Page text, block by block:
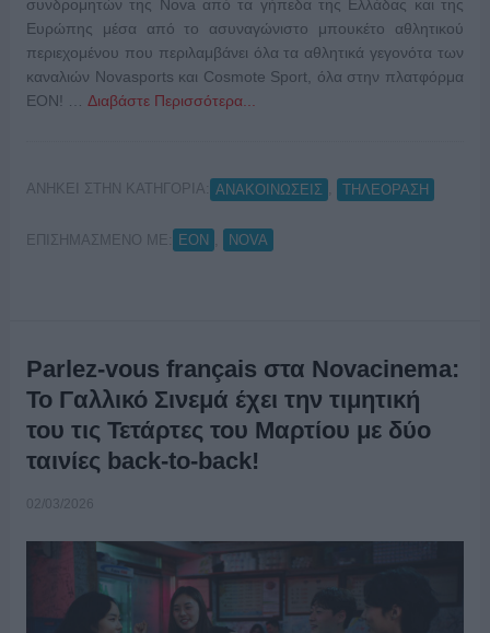
συνδρομητών της Nova από τα γήπεδα της Ελλάδας και της
Ευρώπης μέσα από το ασυναγώνιστο μπουκέτο αθλητικού
περιεχομένου που περιλαμβάνει όλα τα αθλητικά γεγονότα των
καναλιών Novasports και Cosmote Sport, όλα στην πλατφόρμα
EON! … Διαβάστε Περισσότερα...
ΑΝΗΚΕΙ ΣΤΗΝ ΚΑΤΗΓΟΡΙΑ: ΑΝΑΚΟΙΝΩΣΕΙΣ ΤΗΛΕΟΡΑΣΗ
ΕΠΙΣΗΜΑΣΜΕΝΟ ΜΕ: EON NOVA
Parlez-vous français στα Novacinema:
Το Γαλλικό Σινεμά έχει την τιμητική
του τις Τετάρτες του Μαρτίου με δύο
ταινίες back-to-back!
02/03/2026